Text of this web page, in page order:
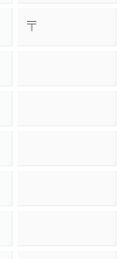
〒